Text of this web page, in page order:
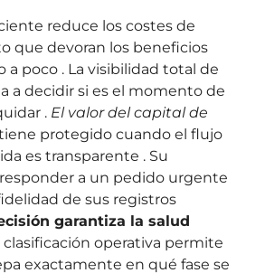
reduce los costes de
que devoran los beneficios
a poco . La visibilidad total de
a decidir si es el momento de
. El valor del capital de
protegido cuando el flujo
es transparente . Su
a un pedido urgente
de sus registros
garantiza la salud
clasificación operativa permite
exactamente en qué fase se